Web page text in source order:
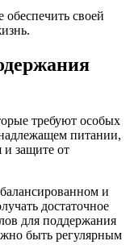
своей
требуют особых
питании,
и защите от
и
достаточное
для поддержания
быть регулярным